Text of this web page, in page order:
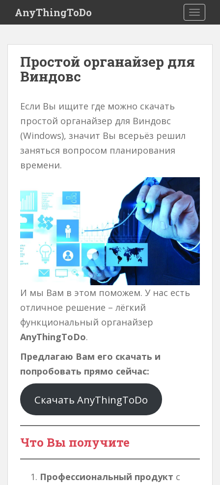
i
AnyThingToDo
Простой органайзер для
Виндовс
Если Вы ищите где можно скачать
простой органайзер для Виндовс
(Windows), значит Вы всерьёз решил
заняться вопросом планирования
времени.
И мы Вам в этом поможем. У нас есть
отличное решение – лёгкий
функциональный органайзер
AnyThingToDo.
Предлагаю Вам его скачать и
попробовать прямо сейчас:
Скачать AnyThingToDo
Что Вы получите
Профессиональный продукт с